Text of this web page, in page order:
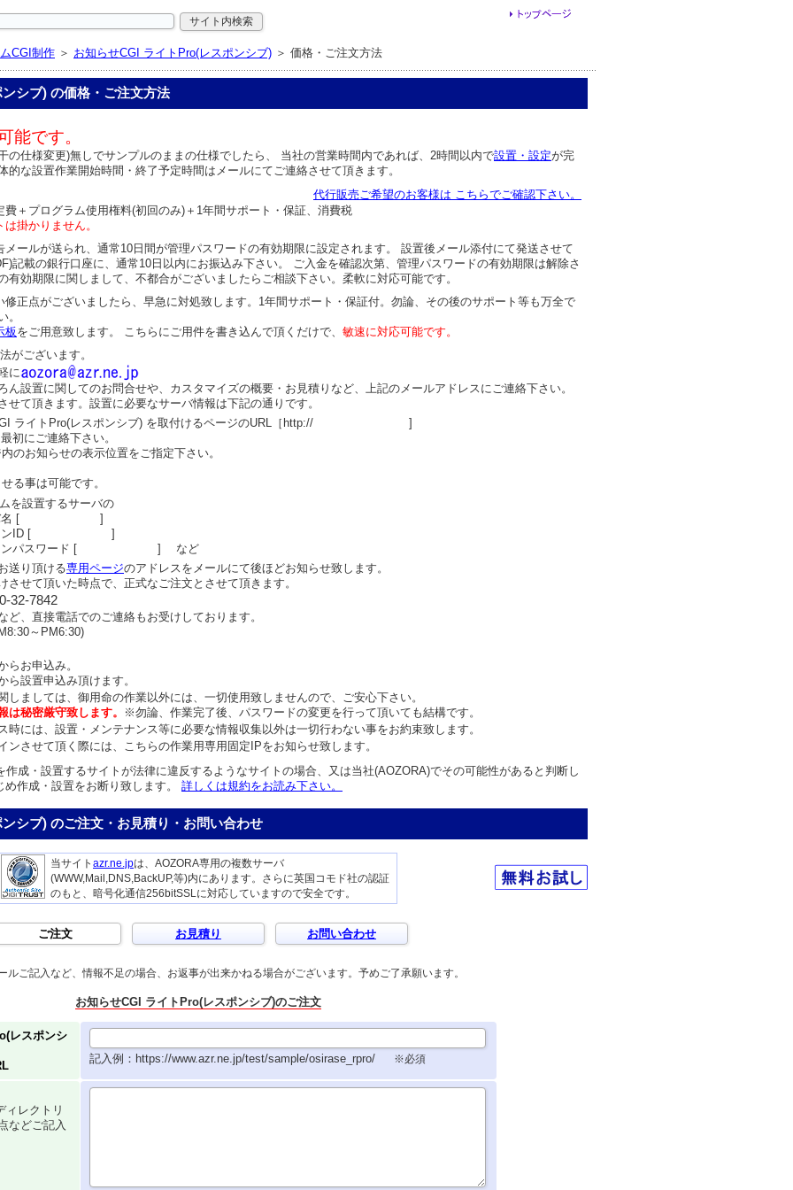
CGI制作 ＞ お知らせCGI ライトPro(レスポンシブ) ＞ 価格・ご注文方法
シブ) の価格・ご注文方法
能です。
の仕様変更)無しでサンプルのままの仕様でしたら、 当社の営業時間内であれば、2時間以内で設置・設定が完
的な設置作業開始時間・終了予定時間はメールにてご連絡させて頂きます。
代行販売ご希望のお客様は こちらでご確認下さい。
費＋プログラム使用権料(初回のみ)＋1年間サポート・保証、消費税
掛かりません。
メールが送られ、通常10日間が管理パスワードの有効期限に設定されます。 設置後メール添付にて発送させて
記載の銀行口座に、通常10日以内にお振込み下さい。 ご入金を確認次第、管理パスワードの有効期限は解除さ
有効期限に関しまして、不都合がございましたらご相談下さい。柔軟に対応可能です。
修正点がございましたら、早急に対処致します。1年間サポート・保証付。勿論、その後のサポート等も万全で
。
板をご用意致します。 こちらにご用件を書き込んで頂くだけで、 敏速に対応可能です。
がございます。
に
ん設置に関してのお問合せや、カスタマイズの概要・お見積りなど、上記のメールアドレスにご連絡下さい。
せて頂きます。設置に必要なサーバ情報は下記の通りです。
CGI ライトPro(レスポンシブ) を取付けるページのURL［http:// ]
初にご連絡下さい。
のお知らせの表示位置をご指定下さい。
る事は可能です。
を設置するサーバの
ーバ名 [ ]
グインID [ ]
インパスワード [ ] など
送り頂ける専用ページのアドレスをメールにて後ほどお知らせ致します。
させて頂いた時点で、正式なご注文とさせて頂きます。
32-7842
ど、直接電話でのご連絡もお受けしております。
～PM6:30)
らお申込み。
ら設置申込み頂けます。
しましては、御用命の作業以外には、一切使用致しませんので、ご安心下さい。
は秘密厳守致します。
※勿論、作業完了後、パスワードの変更を行って頂いても結構です。
時には、設置・メンテナンス等に必要な情報収集以外は一切行わない事をお約束致します。
ンさせて頂く際には、こちらの作業用専用固定IPをお知らせ致します。
作成・設置するサイトが法律に違反するようなサイトの場合、又は当社(AOZORA)でその可能性があると判断し
め作成・設置をお断り致します。 詳しくは規約をお読み下さい。
シブ) のご注文・お見積り・お問い合わせ
当サイト azr.ne.jpは、AOZORA専用の複数サーバ
(WWW,Mail,DNS,BackUP,等)内にあります。さらに英国コモド社の認証
のもと、暗号化通信256bitSSLに対応していますので安全です。
ご注文 お見積り お問い合わせ
ルご記入など、情報不足の場合、お返事が出来かねる場合がございます。予めご了承願います。
お知らせCGI ライトPro(レスポンシブ)のご注文
レスポンシ
記入例：https://www.azr.ne.jp/test/sample/osirase_rpro/ ※必須
ィレクトリ
などご記入